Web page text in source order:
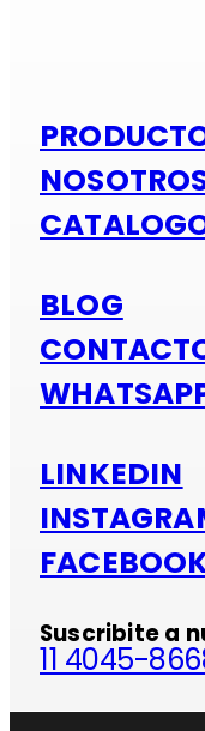
BLOG
LINKEDIN
Suscribite a
11 4045-